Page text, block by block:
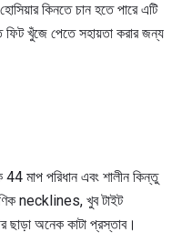
কিনতে চান হতে পারে এটি
ফিট খুঁজে পেতে সহায়তা করার জন্য
মাপ পরিধান এবং শালীন কিন্তু
necklines, খুব টাইট
অনেক কাটা প্রস্তাব।